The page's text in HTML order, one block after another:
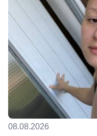
08.08.2026